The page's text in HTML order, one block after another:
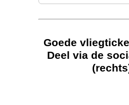
Goede
Deel via de